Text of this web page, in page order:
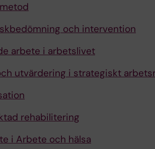
och intervention
arbete i arbetslivet
utvärdering i strategiskt
rehabilitering
i Arbete och hälsa